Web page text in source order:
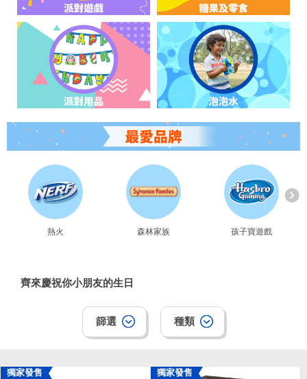
生活精品
熱火 森林家族 孩子寶遊戲
齊來慶祝你小朋友的生日
篩選 種類
獨家發售 獨家發售